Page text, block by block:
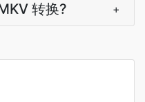
转换? +